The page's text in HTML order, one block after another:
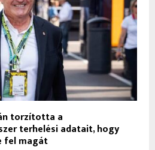
torzította a
terhelési adatait, hogy
fel magát